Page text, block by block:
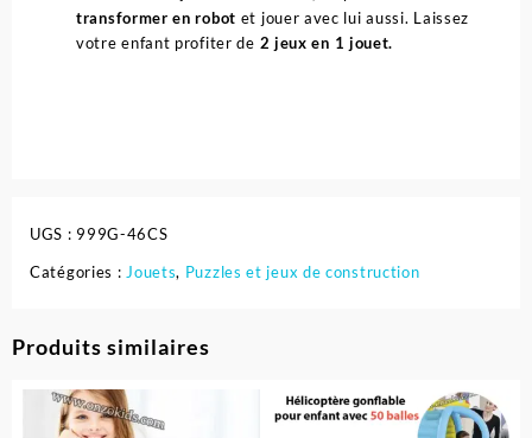
transformer en robot et jouer avec lui aussi. Laissez
votre enfant profiter de 2 jeux en 1 jouet.
UGS : 999G-46CS
Catégories : Jouets, Puzzles et jeux de construction
Produits similaires